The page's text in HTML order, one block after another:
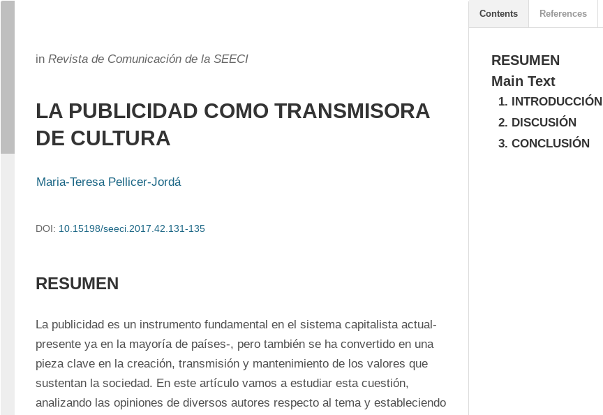
in Revista de Comunicación de la SEECI
LA PUBLICIDAD COMO TRANSMISORA
DE CULTURA
Maria-Teresa Pellicer-Jordá
DOI: 10.15198/seeci.2017.42.131-135
RESUMEN
La publicidad es un instrumento fundamental en el sistema capitalista actual-
presente ya en la mayoría de países-, pero también se ha convertido en una
pieza clave en la creación, transmisión y mantenimiento de los valores que
sustentan la sociedad. En este artículo vamos a estudiar esta cuestión,
analizando las opiniones de diversos autores respecto al tema y estableciendo
RESUMEN
Main Text
1. INTRODUCCIÓN
2. DISCUSIÓN
3. CONCLUSIÓN
Contents References